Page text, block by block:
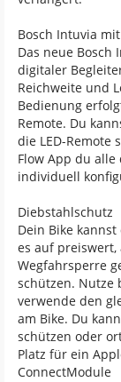
Bosch Intuvia
Das neue Bosch
digitaler
Reichweite und
Bedienung
Remote. Du
die LED-Remote
Flow App du
individuell
Diebstahlschutz
Dein Bike
es auf
Wegfahrsperre
schützen. Nutze
verwende den
am Bike. Du
schützen oder
Platz für ein
ConnectModule